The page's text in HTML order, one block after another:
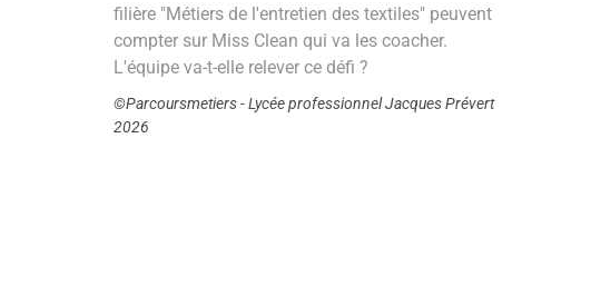
filière "Métiers de l'entretien des textiles" peuvent
compter sur Miss Clean qui va les coacher.
L'équipe va-t-elle relever ce défi ?
©Parcoursmetiers - Lycée professionnel Jacques Prévert
2026